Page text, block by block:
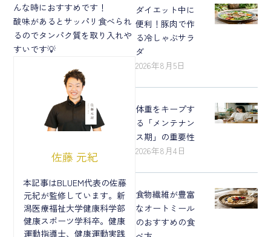
んな時におすすめです！
酸味があるとサッパリ食べられ
るのでタンパク質を取り入れや
すいです💡
佐藤 元紀
本記事はBLUEM代表の佐藤
元紀が監修しています。新
潟医療福祉大学健康科学部
健康スポーツ学科卒。健康
運動指導士、健康運動実践
ダイエット中に
便利！豚肉で作
る冷しゃぶサラ
ダ
2026年8月5日
体重をキープす
る「メンテナン
ス期」の重要性
2026年8月4日
食物繊維が豊富
なオートミール
のおすすめの食